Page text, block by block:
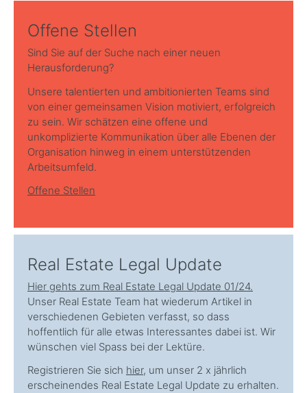
Offene Stellen
Sind Sie auf der Suche nach einer neuen
Herausforderung?
Unsere talentierten und ambitionierten Teams sind
von einer gemeinsamen Vision motiviert, erfolgreich
zu sein. Wir schätzen eine offene und
unkomplizierte Kommunikation über alle Ebenen der
Organisation hinweg in einem unterstützenden
Arbeitsumfeld.
Offene Stellen
Real Estate Legal Update
Hier gehts zum Real Estate Legal Update 01/24.
Unser Real Estate Team hat wiederum Artikel in
verschiedenen Gebieten verfasst, so dass
hoffentlich für alle etwas Interessantes dabei ist. Wir
wünschen viel Spass bei der Lektüre.
Registrieren Sie sich hier, um unser 2 x jährlich
erscheinendes Real Estate Legal Update zu erhalten.